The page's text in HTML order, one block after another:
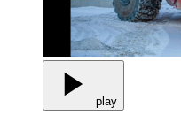
play